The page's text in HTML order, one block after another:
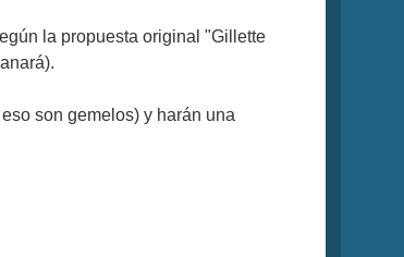
la propuesta original "Gillette
son gemelos) y harán una